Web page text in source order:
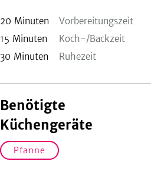
20 Minuten
Vorbereitungszeit
15 Minuten
Koch-/Backzeit
30 Minuten Ruhezeit
Benötigte
Küchengeräte
Pfanne